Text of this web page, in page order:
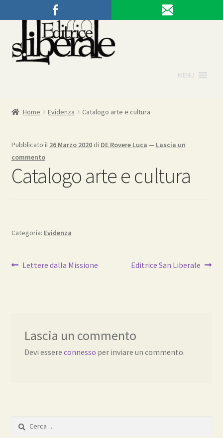
Vai
alla
navigazione
Vai
contenuto
MENU
Home Evidenza Catalogo arte e cultura
Pubblicato il 26 Marzo 2020 di DE Rovere Luca — Lascia un
commento
Catalogo arte e cultura
Categoria: Evidenza
Navigazione
Articolo
Lettere dalla Missione
Articolo
Editrice San Liberale
Lascia un commento
Devi essere connesso per inviare un commento.
Ricerca